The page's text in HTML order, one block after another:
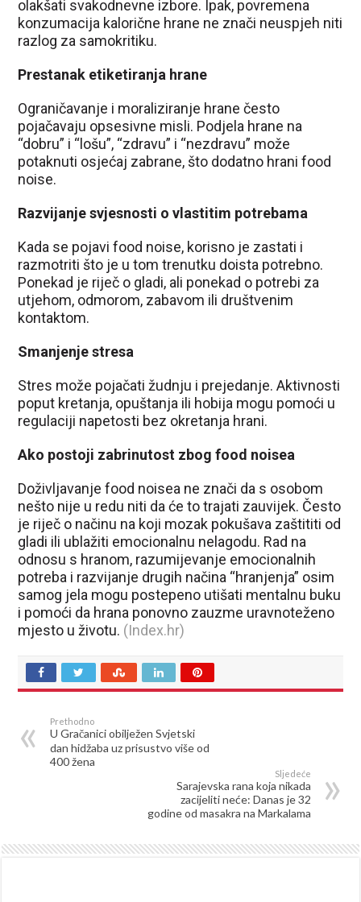
olakšati svakodnevne izbore. Ipak, povremena
konzumacija kalorične hrane ne znači neuspjeh niti
razlog za samokritiku.
Prestanak etiketiranja hrane
Ograničavanje i moraliziranje hrane često
pojačavaju opsesivne misli. Podjela hrane na
“dobru” i “lošu”, “zdravu” i “nezdravu” može
potaknuti osjećaj zabrane, što dodatno hrani food
noise.
Razvijanje svjesnosti o vlastitim potrebama
Kada se pojavi food noise, korisno je zastati i
razmotriti što je u tom trenutku doista potrebno.
Ponekad je riječ o gladi, ali ponekad o potrebi za
utjehom, odmorom, zabavom ili društvenim
kontaktom.
Smanjenje stresa
Stres može pojačati žudnju i prejedanje. Aktivnosti
poput kretanja, opuštanja ili hobija mogu pomoći u
regulaciji napetosti bez okretanja hrani.
Ako postoji zabrinutost zbog food noisea
Doživljavanje food noisea ne znači da s osobom
nešto nije u redu niti da će to trajati zauvijek. Često
je riječ o načinu na koji mozak pokušava zaštititi od
gladi ili ublažiti emocionalnu nelagodu. Rad na
odnosu s hranom, razumijevanje emocionalnih
potreba i razvijanje drugih načina “hranjenja” osim
samog jela mogu postepeno utišati mentalnu buku
i pomoći da hrana ponovno zauzme uravnoteženo
mjesto u životu. (Index.hr)
Prethodno
U Gračanici obilježen Svjetski
dan hidžaba uz prisustvo više od
400 žena
Sljedeće
Sarajevska rana koja nikada
zacijeliti neće: Danas je 32
godine od masakra na Markalama